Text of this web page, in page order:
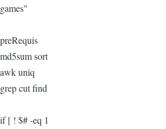
games"
preRequis
md5sum sort
awk uniq
grep cut find
if [ ! $# -eq 1